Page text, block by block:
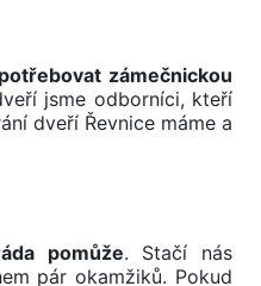
zámečnickou
jsme odborníci, kteří
dveří Řevnice máme a
pomůže. Stačí nás
pár okamžiků. Pokud